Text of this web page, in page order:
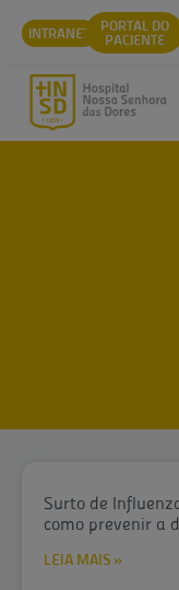
conteúdo
INTRANET PORTAL DO
PACIENTE
Surto de
como prevenir a
LEIA MAIS »